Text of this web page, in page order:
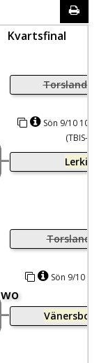
Kvartsfinal
wo
Torslanda
Sön 9/10
(TBIS-
Lerkils
Torslanda
Sön 9/10